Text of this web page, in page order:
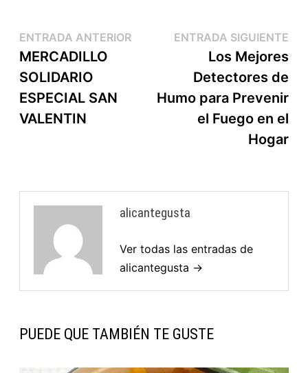
ENTRADA ANTERIOR
MERCADILLO
SOLIDARIO
ESPECIAL SAN
VALENTIN
ENTRADA SIGUIENTE
Los Mejores
Detectores de
Humo para Prevenir
el Fuego en el
Hogar
alicantegusta
Ver todas las entradas de
alicantegusta →
PUEDE QUE TAMBIÉN TE GUSTE